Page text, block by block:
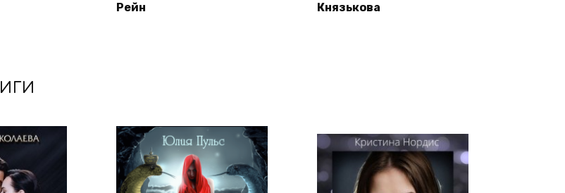
Рейн
Князькова